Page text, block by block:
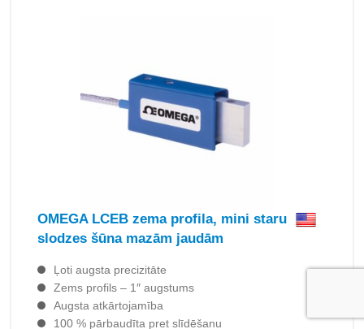
OMEGA LCEB zema profila, mini staru
slodzes šūna mazām jaudām
Ļoti augsta precizitāte
Zems profils – 1″ augstums
Augsta atkārtojamība
100 % pārbaudīta pret slīdēšanu